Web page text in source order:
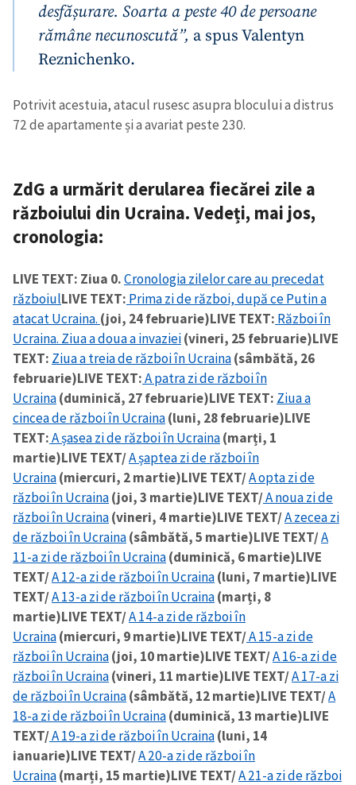
SUSȚINE
desfășurare. Soarta a peste 40 de persoane
rămâne necunoscută”, a spus Valentyn
Reznichenko.
Potrivit acestuia, atacul rusesc asupra blocului a distrus
72 de apartamente și a avariat peste 230.
ZdG a urmărit derularea fiecărei zile a
războiului din Ucraina. Vedeți, mai jos,
cronologia:
LIVE TEXT: Ziua 0.Cronologia zilelor care au precedat
războiulLIVE TEXT: Prima zi de război, după ce Putin a
atacat Ucraina. (joi, 24 februarie)LIVE TEXT: Război în
Ucraina. Ziua a doua a invaziei(vineri, 25 februarie)LIVE
TEXT: Ziua a treia de război în Ucraina(sâmbătă, 26
februarie)LIVE TEXT:A patra zi de război în
Ucraina(duminică, 27 februarie)LIVE TEXT: Ziua a
cincea de război în Ucraina(luni, 28 februarie)LIVE
TEXT:A șasea zi de război în Ucraina(marți, 1
martie)LIVE TEXT/A șaptea zi de război în
Ucraina(miercuri, 2 martie)LIVE TEXT/A opta zi de
război în Ucraina(joi, 3 martie)LIVE TEXT/A noua zi de
război în Ucraina(vineri, 4 martie)LIVE TEXT/A zecea zi
de război în Ucraina(sâmbătă, 5 martie)LIVE TEXT/A
11-a zi de război în Ucraina(duminică, 6 martie)LIVE
TEXT/A 12-a zi de război în Ucraina(luni, 7 martie)LIVE
TEXT/A 13-a zi de război în Ucraina(marți, 8
martie)LIVE TEXT/A 14-a zi de război în
Ucraina(miercuri, 9 martie)LIVE TEXT/A 15-a zi de
război în Ucraina(joi, 10 martie)LIVE TEXT/A 16-a zi de
război în Ucraina(vineri, 11 martie)LIVE TEXT/A 17-a zi
de război în Ucraina(sâmbătă, 12 martie)LIVE TEXT/A
18-a zi de război în Ucraina(duminică, 13 martie)LIVE
TEXT/A 19-a zi de război în Ucraina(luni, 14
ianuarie)LIVE TEXT/A 20-a zi de război în
Ucraina(marți, 15 martie)LIVE TEXT/A 21-a zi de război